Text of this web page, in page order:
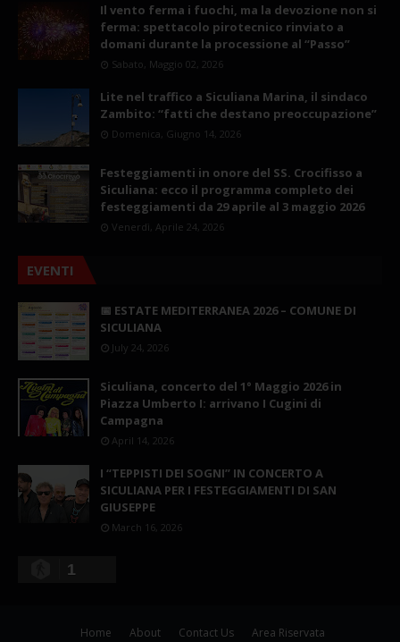
Il vento ferma i fuochi, ma la devozione non si
ferma: spettacolo pirotecnico rinviato a
domani durante la processione al “Passo”
Sabato, Maggio 02, 2026
Lite nel traffico a Siculiana Marina, il sindaco
Zambito: “fatti che destano preoccupazione”
Domenica, Giugno 14, 2026
Festeggiamenti in onore del SS. Crocifisso a
Siculiana: ecco il programma completo dei
festeggiamenti da 29 aprile al 3 maggio 2026
Venerdì, Aprile 24, 2026
EVENTI
📅 ESTATE MEDITERRANEA 2026 – COMUNE DI
SICULIANA
July 24, 2026
Siculiana, concerto del 1° Maggio 2026 in
Piazza Umberto I: arrivano I Cugini di
Campagna
April 14, 2026
I “TEPPISTI DEI SOGNI” IN CONCERTO A
SICULIANA PER I FESTEGGIAMENTI DI SAN
GIUSEPPE
March 16, 2026
1
Home About Contact Us Area Riservata